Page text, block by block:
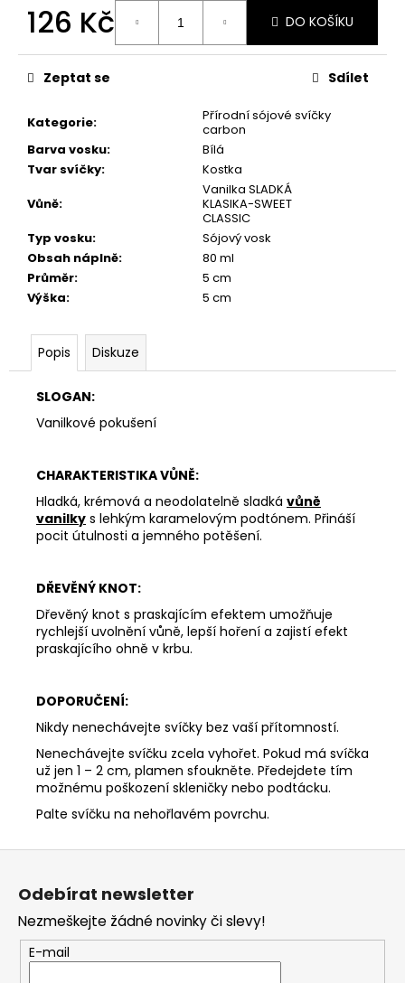
126 Kč
cena:
DO KOŠÍKU
Kategorie:
Přírodní sójové svíčky
carbon
Barva vosku:
Bílá
Tvar svíčky:
Kostka
Vůně:
Vanilka SLADKÁ
KLASIKA-SWEET
CLASSIC
Typ vosku:
Sójový vosk
Obsah náplně:
80 ml
Průměr:
5 cm
Výška: 5 cm
Zeptat se Sdílet
Popis Diskuze
SLOGAN:
Vanilkové pokušení
CHARAKTERISTIKA VŮNĚ:
Hladká, krémová a neodolatelně sladká vůně
vanilky s lehkým karamelovým podtónem. Přináší
pocit útulnosti a jemného potěšení.
DŘEVĚNÝ KNOT:
Dřevěný knot s praskajícím efektem umožňuje
rychlejší uvolnění vůně, lepší hoření a zajistí efekt
praskajícího ohně v krbu.
DOPORUČENÍ:
Nikdy nenechávejte svíčky bez vaší přítomností.
Nenechávejte svíčku zcela vyhořet. Pokud má svíčka
už jen 1 – 2 cm, plamen sfoukněte. Předejdete tím
možnému poškození skleničky nebo podtácku.
Palte svíčku na nehořlavém povrchu.
m
e
PŘÍRODNÍ
VONNÁ
SVÍČKA
AROMKA
RECYKLOVANÉ
SKLO,
250
ML
257
Z
Odebírat newsletter
Nezmeškejte žádné novinky či slevy!
E-mail